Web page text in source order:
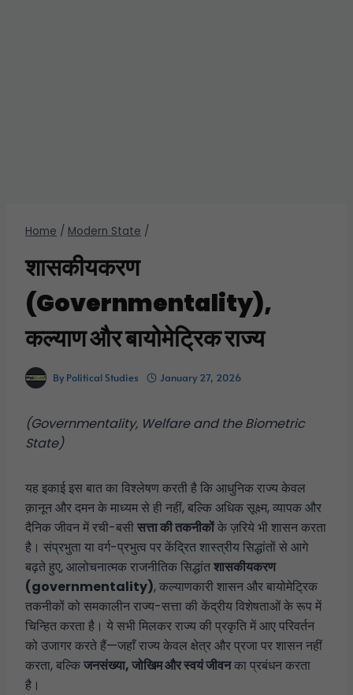
Home / Modern State /
शासकीयकरण
(Governmentality),
कल्याण और बायोमेट्रिक राज्य
By Political Studies January 27, 2026
(Governmentality, Welfare and the Biometric
State)
यह इकाई इस बात का विश्लेषण करती है कि आधुनिक राज्य केवल
क़ानून और दमन के माध्यम से ही नहीं, बल्कि अधिक सूक्ष्म, व्यापक और
दैनिक जीवन में रची-बसीसत्ता की तकनीकोंके ज़रिये भी शासन करता
है। संप्रभुता या वर्ग-प्रभुत्व पर केंद्रित शास्त्रीय सिद्धांतों से आगे
बढ़ते हुए, आलोचनात्मक राजनीतिक सिद्धांतशासकीयकरण
(governmentality), कल्याणकारी शासन और बायोमेट्रिक
तकनीकों को समकालीन राज्य-सत्ता की केंद्रीय विशेषताओं के रूप में
चिन्हित करता है। ये सभी मिलकर राज्य की प्रकृति में आए परिवर्तन
को उजागर करते हैं—जहाँ राज्य केवल क्षेत्र और प्रजा पर शासन नहीं
करता, बल्किजनसंख्या, जोखिम और स्वयं जीवनका प्रबंधन करता
है।